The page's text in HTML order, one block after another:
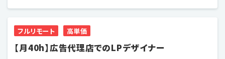
フルリモート 高単価
【月40h】広告代理店でのLPデザイナー